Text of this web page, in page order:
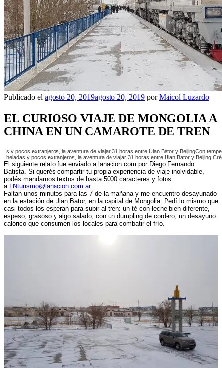
Publicado el agosto 20, 2019agosto 20, 2019 porMaicol Luzardo
EL CURIOSO VIAJE DE MONGOLIA A
CHINA EN UN CAMAROTE DE TREN
s y pocos extranjeros, la aventura de viajar 31 horas entre Ulan Bator y BeijingCon
heladas y pocos extranjeros, la aventura de viajar 31 horas entre Ulan Bator y Beijing
El siguiente relato fue enviado a lanacion.com por Diego Fernando
Batista. Si querés compartir tu propia experiencia de viaje inolvidable,
podés mandarnos textos de hasta 5000 caracteres y fotos
a
LNturismo@lanacion.com.ar
Faltan unos minutos para las 7 de la mañana y me encuentro desayunado
en la estación de Ulan Bator, en la capital de Mongolia. Pedí lo mismo que
casi todos los esperan para subir al tren: un té con leche bien diferente,
espeso, grasoso y algo salado, con un dumpling de cordero, un desayuno
calórico que consumen los locales para combatir el frío.